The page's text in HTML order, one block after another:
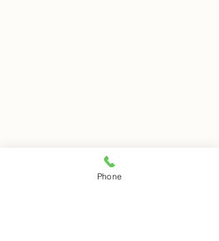
8月6日 岩窟拝観休業日
Phone